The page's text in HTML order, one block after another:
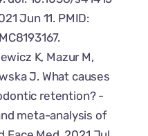
Jun 11. PMID:
K, Mazur M,
J. What causes
retention? -
meta-analysis of